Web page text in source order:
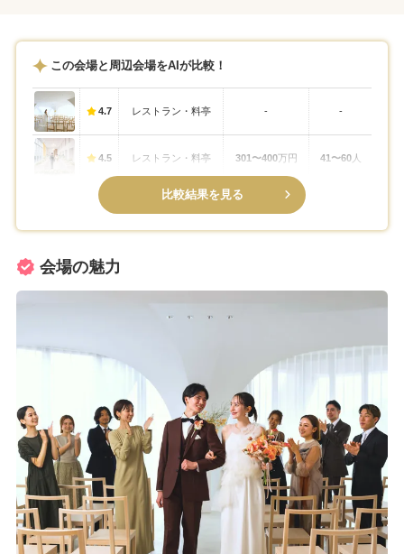
この会場と周辺会場をAIが比較！
4.7 レストラン・料亭 - -
4.5 レストラン・料亭 301〜400万円 41〜60人
比較結果を見る
会場の魅力